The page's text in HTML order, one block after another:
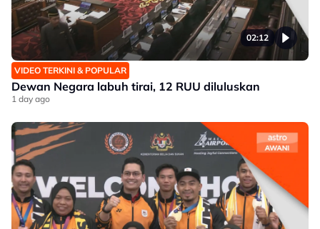
02:12
VIDEO TERKINI & POPULAR
Dewan Negara labuh tirai, 12 RUU diluluskan
1 day ago